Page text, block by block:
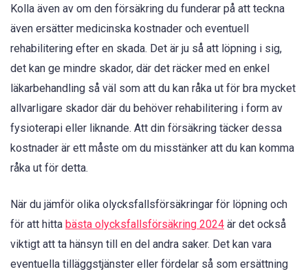
Kolla även av om den försäkring du funderar på att teckna
även ersätter medicinska kostnader och eventuell
rehabilitering efter en skada. Det är ju så att löpning i sig,
det kan ge mindre skador, där det räcker med en enkel
läkarbehandling så väl som att du kan råka ut för bra mycket
allvarligare skador där du behöver rehabilitering i form av
fysioterapi eller liknande. Att din försäkring täcker dessa
kostnader är ett måste om du misstänker att du kan komma
råka ut för detta.
När du jämför olika olycksfallsförsäkringar för löpning och
för att hitta bästa olycksfallsförsäkring 2024 är det också
viktigt att ta hänsyn till en del andra saker. Det kan vara
eventuella tilläggstjänster eller fördelar så som ersättning